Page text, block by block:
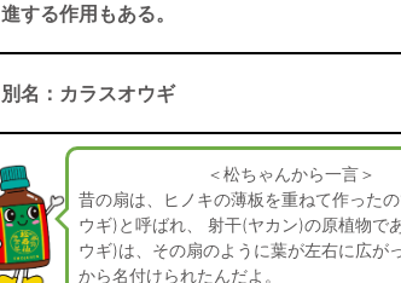
進する作用もある。
別名：カラスオウギ
＜松ちゃんから一言＞
昔の扇は、ヒノキの薄板を重ねて作った
ウギ)と呼ばれ、 射干(ヤカン)の原植物で
ウギ)は、その扇のように葉が左右に広が
から名付けられたんだよ。